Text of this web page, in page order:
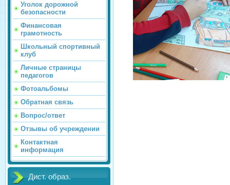
Уголок дорожной
безопасности
Финансовая
грамотность
Школьный спортивный
клуб
Личные страницы
педагогов
Фотоальбомы
Обратная связь
Вопрос/ответ
Отзывы об учреждении
Контактная
информация
Дист. образ.